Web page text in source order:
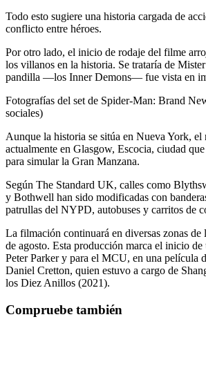
Todo esto sugiere una historia cargada de
conflicto entre héroes.
Por otro lado, el inicio de rodaje del filme
los villanos en la historia. Se trataría de
pandilla —los Inner Demons— fue vista en
Fotografías del set de Spider-Man: Brand
sociales)
Aunque la historia se sitúa en Nueva York, el
actualmente en Glasgow, Escocia, ciudad
para simular la Gran Manzana.
Según The Standard UK, calles como
y Bothwell han sido modificadas con
patrullas del NYPD, autobuses y carritos de
La filmación continuará en diversas zonas de
de agosto. Esta producción marca el inicio de
Peter Parker y para el MCU, en una película
Daniel Cretton, quien estuvo a cargo de
los Diez Anillos (2021).
Compruebe también